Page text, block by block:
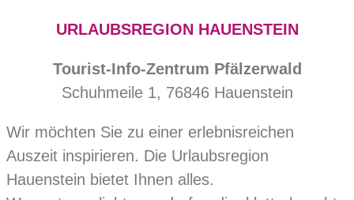
URLAUBSREGION HAUENSTEIN
Tourist-Info-Zentrum Pfälzerwald
Schuhmeile 1, 76846 Hauenstein
Wir möchten Sie zu einer erlebnisreichen
Auszeit inspirieren. Die Urlaubsregion
Hauenstein bietet Ihnen alles.